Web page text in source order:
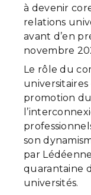
à devenir
relations
avant d’en
novembre
Le rôle du
universitaires
promotion
son
par
quarantaine
universités.